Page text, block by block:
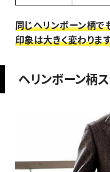
同じヘリンボーン柄で
印象は大きく変わります
ヘリンボーン柄